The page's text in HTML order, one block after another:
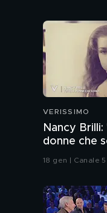
VERISSIMO
Nancy
donne che
18 gen | Canale 5